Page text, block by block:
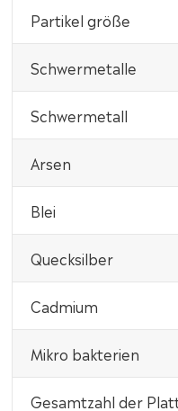
Partikel größe
Schwermetalle
Schwermetall
Arsen
Blei
Quecksilber
Cadmium
Mikro bakterien
Gesamtzahl der